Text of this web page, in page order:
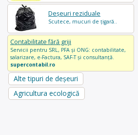
Deșeuri reziduale
Scutece, mucuri de țigară..
Contabilitate fără griji
Servicii pentru SRL, PFA și ONG: contabilitate,
salarizare, e-Factura, SAF-T și consultanță.
supercontabil.ro
Alte tipuri de deșeuri
Agricultura ecologică